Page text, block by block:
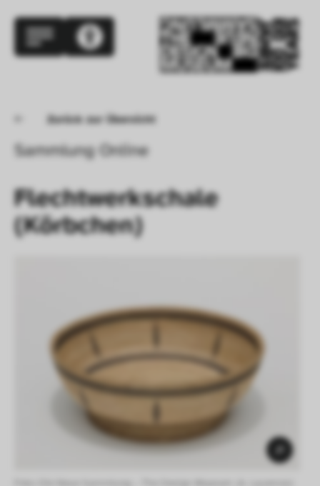
Zurück zur Übersicht
Sammlung Online
Flechtwerkschale
(Körbchen)